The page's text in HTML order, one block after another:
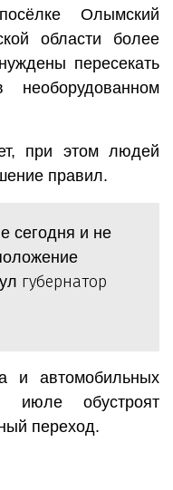
Олымский
области более
пересекать
при этом людей
правил.
сегодня и не
губернатор
и автомобильных
обустроят
переход.